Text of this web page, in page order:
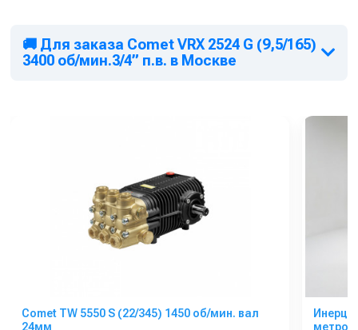
🚚 Для заказа Comet VRX 2524 G (9,5/165)
3400 об/мин.3/4” п.в. в Москве
Comet TW 5550 S (22/345) 1450 об/мин. вал
24мм